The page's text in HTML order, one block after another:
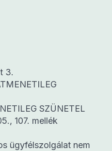
3.
SZÜNETEL
107. mellék
ügyfélszolgálat nem